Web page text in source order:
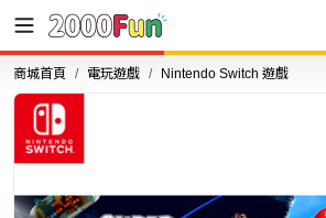
商城首頁 電玩遊戲 Nintendo Switch 遊戲